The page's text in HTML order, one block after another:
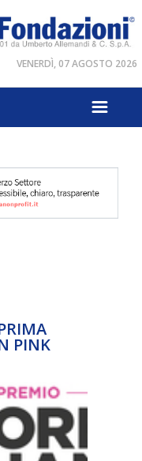
VENERDÌ, 07 AGOSTO 2026
PINK